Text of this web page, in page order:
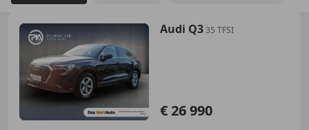
Audi Q335 TFSI
€ 26 990